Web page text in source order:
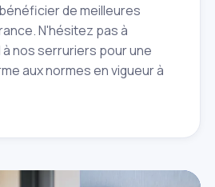
de meilleures
N'hésitez pas à
nos serruriers pour une
aux normes en vigueur à